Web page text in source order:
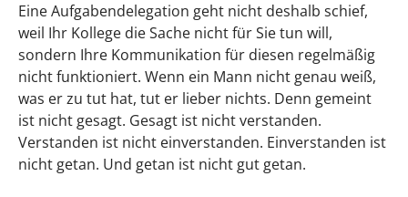
Eine Aufgabendelegation geht nicht deshalb schief,
weil Ihr Kollege die Sache nicht für Sie tun will,
sondern Ihre Kommunikation für diesen regelmäßig
nicht funktioniert. Wenn ein Mann nicht genau weiß,
was er zu tut hat, tut er lieber nichts. Denn gemeint
ist nicht gesagt. Gesagt ist nicht verstanden.
Verstanden ist nicht einverstanden. Einverstanden ist
nicht getan. Und getan ist nicht gut getan.